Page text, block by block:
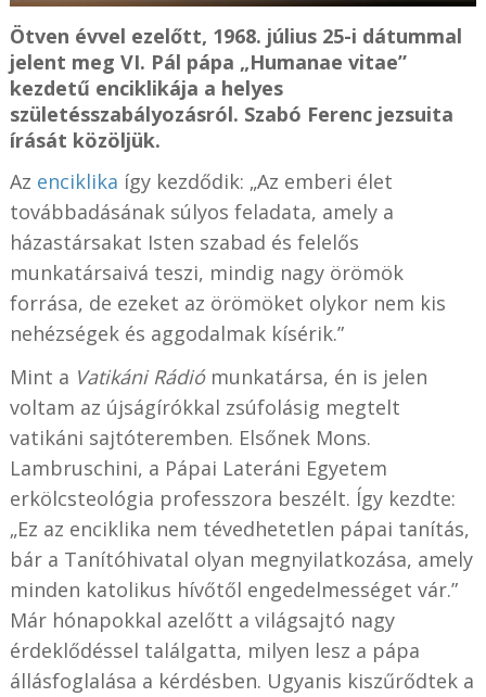
Ötven évvel ezelőtt, 1968. július 25-i dátummal
jelent meg VI. Pál pápa „Humanae vitae”
kezdetű enciklikája a helyes
születésszabályozásról. Szabó Ferenc jezsuita
írását közöljük.
Az enciklika így kezdődik: „Az emberi élet
továbbadásának súlyos feladata, amely a
házastársakat Isten szabad és felelős
munkatársaivá teszi, mindig nagy örömök
forrása, de ezeket az örömöket olykor nem kis
nehézségek és aggodalmak kísérik.”
Mint a Vatikáni Rádiómunkatársa, én is jelen
voltam az újságírókkal zsúfolásig megtelt
vatikáni sajtóteremben. Elsőnek Mons.
Lambruschini, a Pápai Lateráni Egyetem
erkölcsteológia professzora beszélt. Így kezdte:
„Ez az enciklika nem tévedhetetlen pápai tanítás,
bár a Tanítóhivatal olyan megnyilatkozása, amely
minden katolikus hívőtől engedelmességet vár.”
Már hónapokkal azelőtt a világsajtó nagy
érdeklődéssel találgatta, milyen lesz a pápa
állásfoglalása a kérdésben. Ugyanis kiszűrődtek a